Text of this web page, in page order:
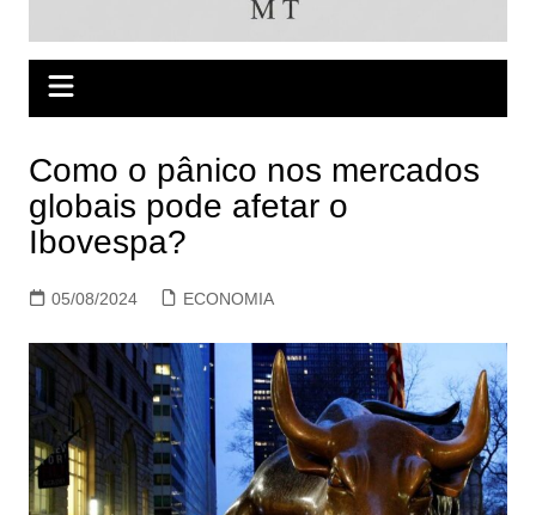
Como o pânico nos mercados
globais pode afetar o
Ibovespa?
05/08/2024 ECONOMIA